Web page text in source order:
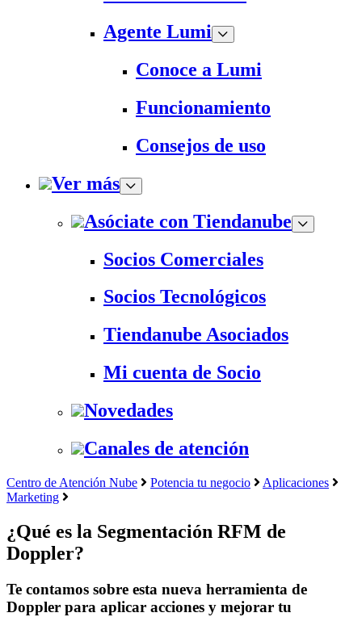
Agente Lumi
Conoce a Lumi
Funcionamiento
Consejos de uso
Ver más
Asóciate con Tiendanube
Socios Comerciales
Socios Tecnológicos
Tiendanube Asociados
Mi cuenta de Socio
Novedades
Canales de atención
Centro de Atención Nube Potencia tu negocio
Aplicaciones
Marketing
¿Qué es la Segmentación RFM de
Doppler?
Te contamos sobre esta nueva herramienta de
Doppler para aplicar acciones y mejorar tu